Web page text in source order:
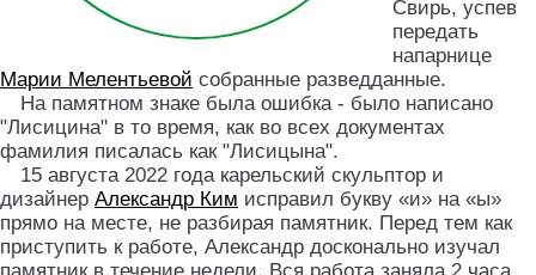
Свирь, успев
передать
напарнице
Марии Мелентьевой собранные разведданные.
На памятном знаке была ошибка - было написано
"Лисицина" в то время, как во всех документах
фамилия писалась как "Лисицына".
15 августа 2022 года карельский скульптор и
дизайнер Александр Ким исправил букву «и» на «ы»
прямо на месте, не разбирая памятник. Перед тем как
приступить к работе, Александр досконально изучал
памятник в течение недели. Вся работа заняла 2 часа.